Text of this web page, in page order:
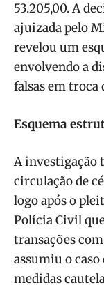
53.205,00. A
ajuizada pelo
revelou um
envolvendo a
falsas em troca
Esquema
A investigação
circulação de
logo após o
Polícia Civil
transações
assumiu o
medidas